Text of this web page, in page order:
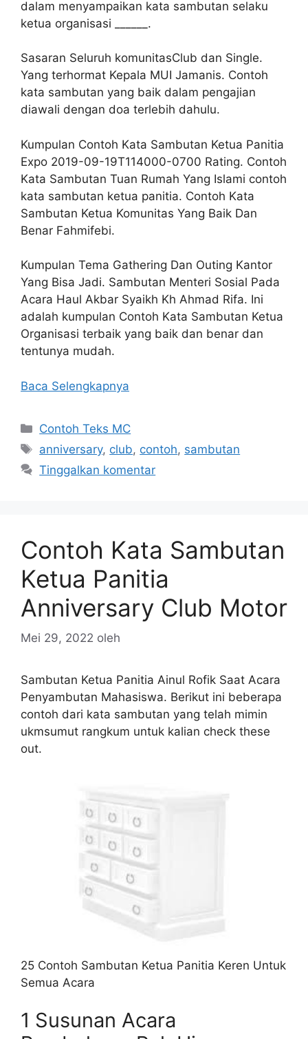
dalam menyampaikan kata sambutan selaku
ketua organisasi ______.
Sasaran Seluruh komunitasClub dan Single.
Yang terhormat Kepala MUI Jamanis. Contoh
kata sambutan yang baik dalam pengajian
diawali dengan doa terlebih dahulu.
Kumpulan Contoh Kata Sambutan Ketua Panitia
Expo 2019-09-19T114000-0700 Rating. Contoh
Kata Sambutan Tuan Rumah Yang Islami contoh
kata sambutan ketua panitia. Contoh Kata
Sambutan Ketua Komunitas Yang Baik Dan
Benar Fahmifebi.
Kumpulan Tema Gathering Dan Outing Kantor
Yang Bisa Jadi. Sambutan Menteri Sosial Pada
Acara Haul Akbar Syaikh Kh Ahmad Rifa. Ini
adalah kumpulan Contoh Kata Sambutan Ketua
Organisasi terbaik yang baik dan benar dan
tentunya mudah.
Baca Selengkapnya
Kategori
Contoh Teks MC
Tag
anniversary, club, contoh, sambutan
Tinggalkan komentar
Contoh Kata Sambutan
Ketua Panitia
Anniversary Club Motor
Mei 29, 2022 oleh
Sambutan Ketua Panitia Ainul Rofik Saat Acara
Penyambutan Mahasiswa. Berikut ini beberapa
contoh dari kata sambutan yang telah mimin
ukmsumut rangkum untuk kalian check these
out.
25 Contoh Sambutan Ketua Panitia Keren Untuk
Semua Acara
1 Susunan Acara